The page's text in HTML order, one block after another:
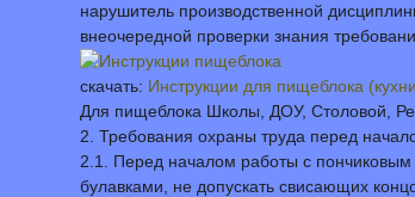
нарушитель производственной
внеочередной проверки знания
скачать: Инструкции для пищеблока
Для пищеблока Школы, ДОУ, Столовой,
2. Требования охраны труда перед
2.1. Перед началом работы с пончиковым
булавками, не допускать свисающих